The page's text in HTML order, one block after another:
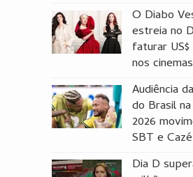
O Diabo
estreia no
faturar
nos cinemas
Audiência
do Brasil
2026
SBT e
Dia D